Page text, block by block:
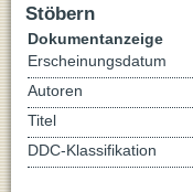
Stöbern
Dokumentanzeige
Erscheinungsdatum
Autoren
Titel
DDC-Klassifikation